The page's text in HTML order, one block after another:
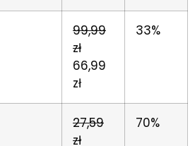
99,99
zł
66,99
zł
33%
27,59
zł
70%